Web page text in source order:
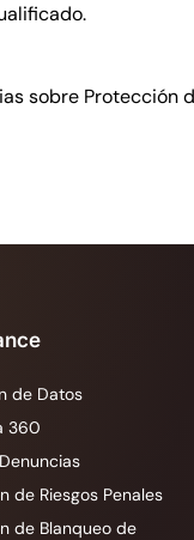
sobre Protección
de Datos
360
de Riesgos Penales
de Blanqueo de